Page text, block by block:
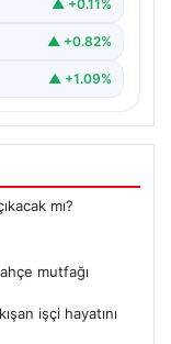
▲ +0.11%
▲ +0.82%
▲ +1.09%
mı?
mutfağı
işçi hayatını